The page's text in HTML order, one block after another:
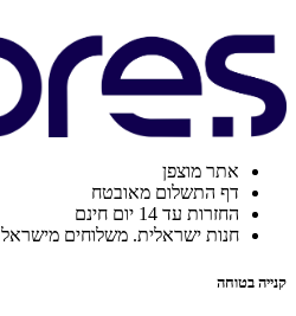
אתר מוצפן
דף התשלום מאובטח
החזרות עד 14 יום חינם
חנות ישראלית. משלוחים מישראל
קנייה בטוחה